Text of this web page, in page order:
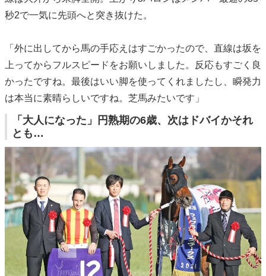
秒2で一気に先頭へと突き抜けた。
「外に出してから馬の手応えはすごかったので、直線は坂を
上ってからフルスピードをお願いしました。反応もすごく良
かったですね。最後はいい脚を使ってくれましたし、瞬発力
は本当に素晴らしいですね。芝馬みたいです」
「大人になった」円熟期の6歳、次はドバイかそれ
とも…